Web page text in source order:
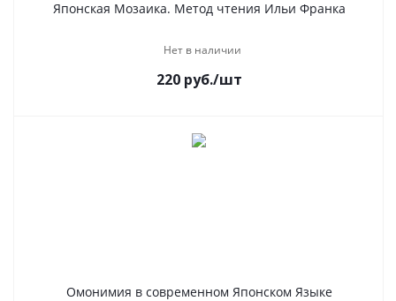
Японская Мозаика. Метод чтения Ильи Франка
Нет в наличии
220руб./шт
Омонимия в современном Японском Языке